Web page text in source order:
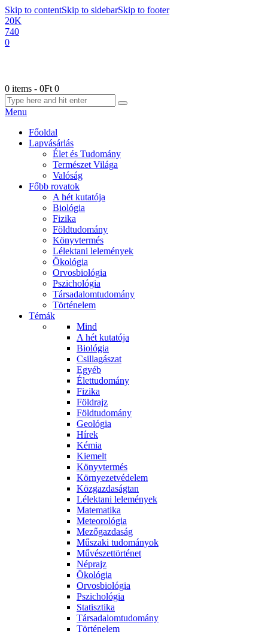
Skip to contentSkip to sidebarSkip to footer
20K
740
0
0 items - 0Ft 0
Menu
Főoldal
Lapvásárlás
Élet és Tudomány
Természet Világa
Valóság
Főbb rovatok
A hét kutatója
Biológia
Fizika
Földtudomány
Könyvtermés
Lélektani lelemények
Ökológia
Orvosbiológia
Pszichológia
Társadalomtudomány
Történelem
Témák
Mind
A hét kutatója
Biológia
Csillagászat
Egyéb
Élettudomány
Fizika
Földrajz
Földtudomány
Geológia
Hírek
Kémia
Kiemelt
Könyvtermés
Környezetvédelem
Közgazdaságtan
Lélektani lelemények
Matematika
Meteorológia
Mezőgazdaság
Műszaki tudományok
Művészettörténet
Néprajz
Ökológia
Orvosbiológia
Pszichológia
Statisztika
Társadalomtudomány
Történelem